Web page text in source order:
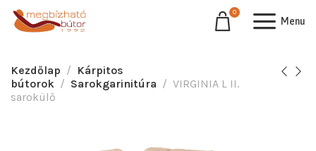
0
Menu
Kezdőlap
Kárpitos
bútorok
Sarokgarinitúra
VIRGINIA L II.
sarokülő